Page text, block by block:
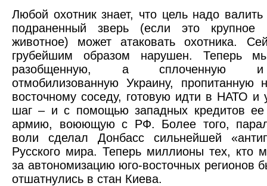
Любой охотник знает, что цель надо валить
подраненный зверь (если это крупное
животное) может атаковать охотника.
грубейшим образом нарушен. Теперь
разобщенную, а сплоченную
отмобилизованную Украину, пропитанную
восточному соседу, готовую идти в НАТО и
шаг – и с помощью западных кредитов ее
армию, воюющую с РФ. Более того,
воли сделал Донбасс сильнейшей
Русского мира. Теперь миллионы тех, кто
за автономизацию юго-восточных регионов
отшатнулись в стан Киева.